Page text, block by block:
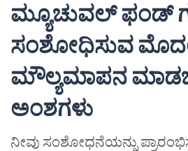
ಮ್ಯೂಚುವಲ್ ಫಂಡ್
ಸಂಶೋಧಿಸುವ
ಮೌಲ್ಯಮಾಪನ
ಅಂಶಗಳು
ನೀವು ಸಂಶೋಧನೆಯನ್ನು